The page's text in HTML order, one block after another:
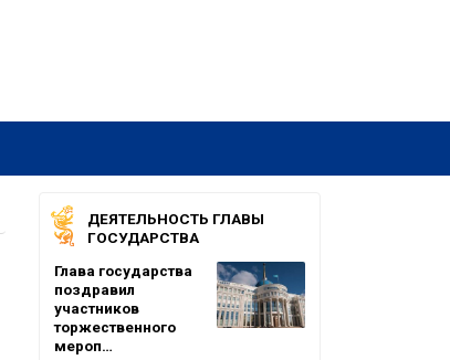
ДЕЯТЕЛЬНОСТЬ ГЛАВЫ
ГОСУДАРСТВА
Глава государства
поздравил
участников
торжественного
мероп…